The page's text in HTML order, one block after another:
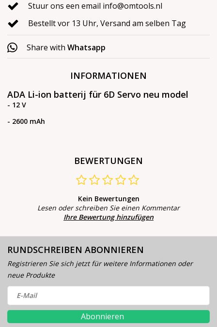
Stuur ons een email info@omtools.nl
Bestellt vor 13 Uhr, Versand am selben Tag
Share with Whatsapp
INFORMATIONEN
ADA Li-ion batterij für 6D Servo neu model
- 12 V
- 2600 mAh
BEWERTUNGEN
Kein Bewertungen
Lesen oder schreiben Sie einen Kommentar
Ihre Bewertung hinzufügen
RUNDSCHREIBEN ABONNIEREN
Registrieren Sie sich jetzt für weitere Informationen oder
neue Produkte
Abonnieren